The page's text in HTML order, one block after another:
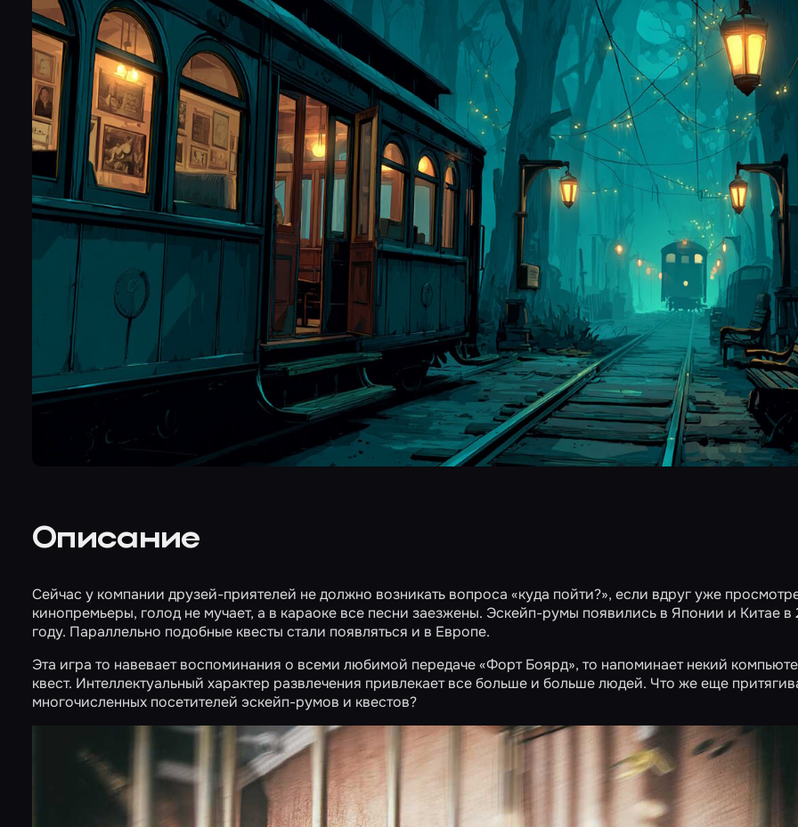
Описание
Сейчас у компании друзей-приятелей не должно возникать вопроса «куда пойти?», если вдруг уже
кинопремьеры, голод не мучает, а в караоке все песни заезжены. Эскейп-румы появились в Японии и Китае в
году. Параллельно подобные квесты стали появляться и в Европе.
Эта игра то навевает воспоминания о всеми любимой передаче «Форт Боярд», то напоминает некий
квест. Интеллектуальный характер развлечения привлекает все больше и больше людей. Что же еще
многочисленных посетителей эскейп-румов и квестов?